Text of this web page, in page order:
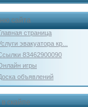
сайта
страница
эвакуатора кр...
83462900090
игры
объявлений
скайпе